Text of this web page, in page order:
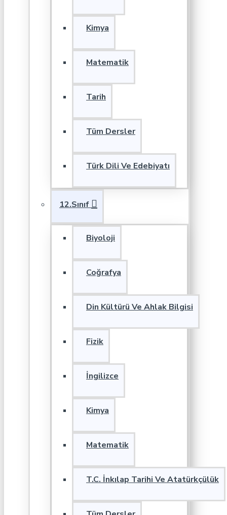
Kimya
Matematik
Tarih
Tüm Dersler
Türk Dili Ve Edebiyatı
12.Sınıf
Biyoloji
Coğrafya
Din Kültürü Ve Ahlak Bilgisi
Fizik
İngilizce
Kimya
Matematik
T.C. İnkılap Tarihi Ve Atatürkçülük